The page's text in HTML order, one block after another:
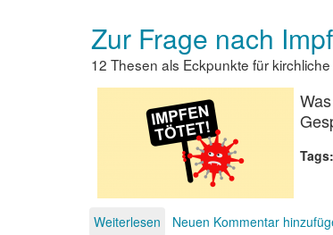
eine
Verschwörungsideologie
Zur Frage nach
12 Thesen als Eckpunkte für
Tags
Weiterlesen über
Neuen Kommentar